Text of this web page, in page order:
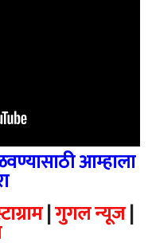
आम्हाला
|गुगल न्यूज|